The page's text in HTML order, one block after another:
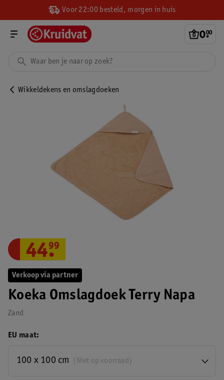
Voor 22:00 besteld, morgen in huis
0.
00
Wikkeldekens en omslagdoeken
Verkoop via partner
Koeka Omslagdoek Terry Napa
Zand
44.
99
EU maat
(Niet op voorraad)
100 x 100 cm